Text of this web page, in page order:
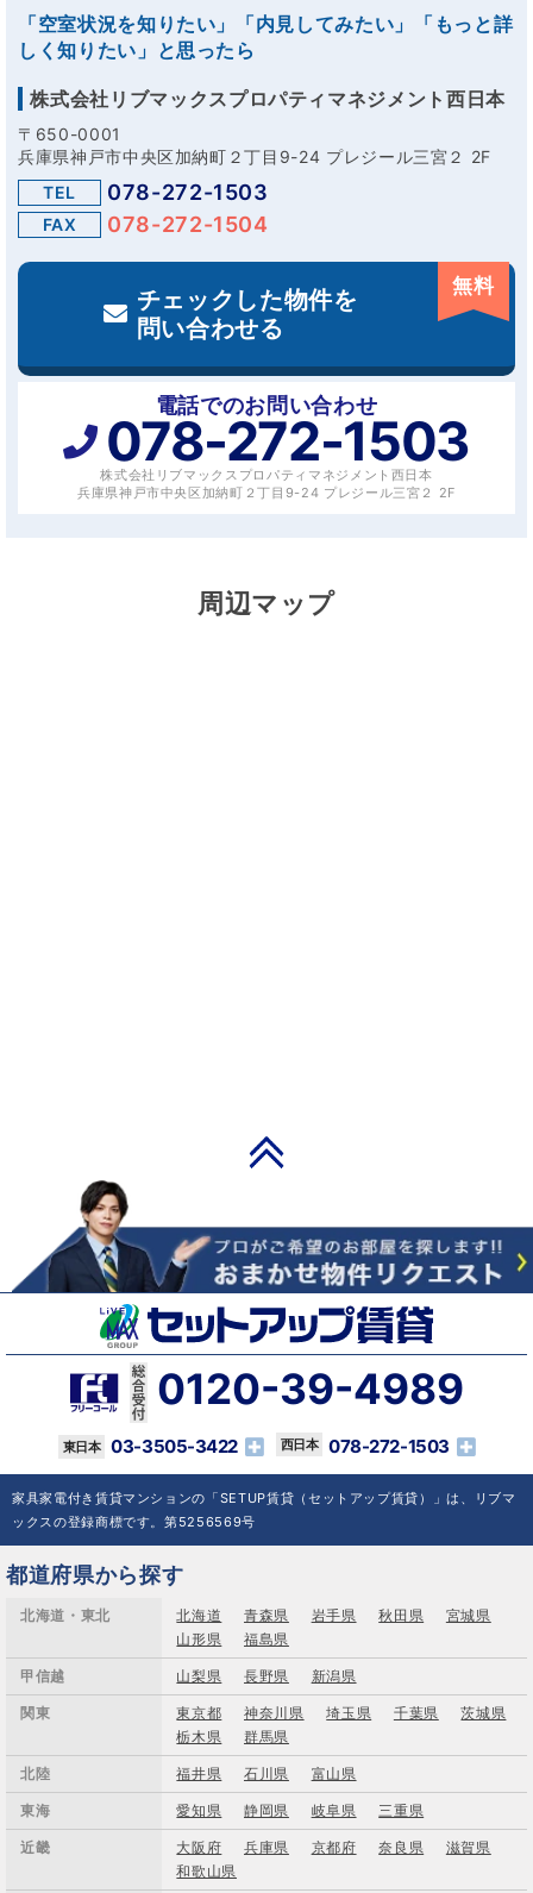
「空室状況を知りたい」「内見してみたい」「もっと詳
しく知りたい」と思ったら
株式会社リブマックスプロパティマネジメント西日本
〒650-0001
兵庫県神戸市中央区加納町２丁目9-24 プレジール三宮２ 2F
TEL
078-272-1503
FAX 078-272-1504
チェックした物件を
問い合わせる
無料
電話でのお問い合わせ
078-272-1503
株式会社リブマックスプロパティマネジメント西日本
兵庫県神戸市中央区加納町２丁目9-24 プレジール三宮２ 2F
周辺マップ
0120-39-4989
03-3505-3422 078-272-1503
家具家電付き賃貸マンションの「SETUP賃貸（セットアップ賃貸）」は、リブマ
ックスの登録商標です。第5256569号
都道府県から探す
北海道・東北 北海道 青森県 岩手県 秋田県
宮城県
山形県
福島県
甲信越 山梨県 長野県 新潟県
関東 東京都 神奈川県 埼玉県 千葉県
茨城県
栃木県
群馬県
北陸 福井県 石川県 富山県
東海 愛知県 静岡県 岐阜県 三重県
近畿 大阪府 兵庫県 京都府 奈良県
滋賀県
和歌山県